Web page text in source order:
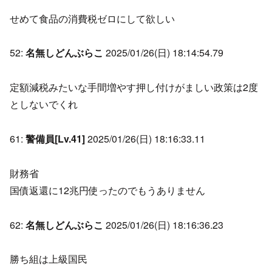
せめて食品の消費税ゼロにして欲しい
52: 名無しどんぶらこ 2025/01/26(日) 18:14:54.79
定額減税みたいな手間増やす押し付けがましい政策は2度
としないでくれ
61: 警備員[Lv.41]2025/01/26(日) 18:16:33.11
財務省
国債返還に12兆円使ったのでもうありません
62: 名無しどんぶらこ 2025/01/26(日) 18:16:36.23
勝ち組は上級国民